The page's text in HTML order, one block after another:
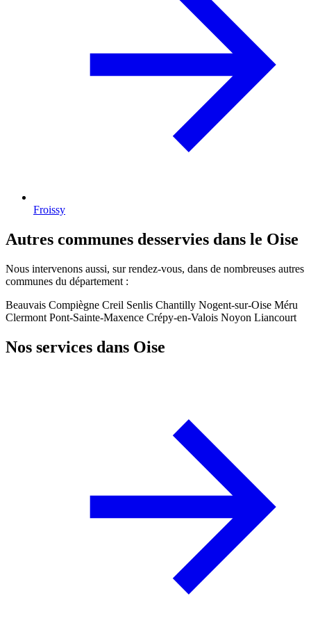
Froissy
Autres communes desservies dans le Oise
Nous intervenons aussi, sur rendez-vous, dans de nombreuses autres
communes du département :
Beauvais Compiègne Creil Senlis Chantilly Nogent-sur-Oise Méru
Clermont Pont-Sainte-Maxence Crépy-en-Valois Noyon Liancourt
Nos services dans Oise